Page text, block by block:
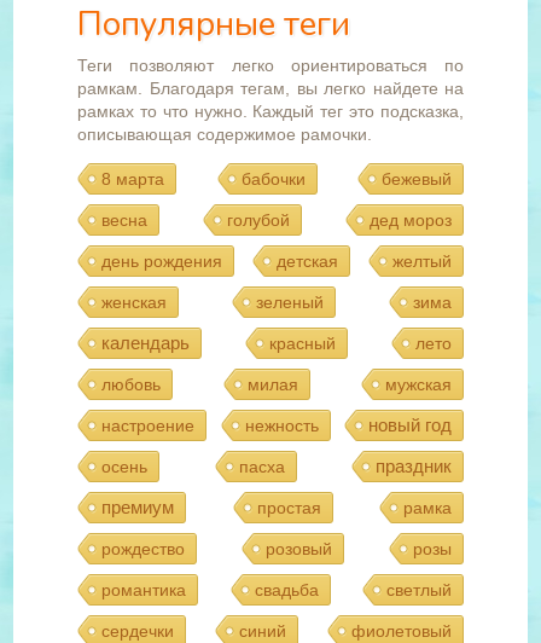
Популярные теги
Теги позволяют легко ориентироваться по
рамкам. Благодаря тегам, вы легко найдете на
рамках то что нужно. Каждый тег это подсказка,
описывающая содержимое рамочки.
8 марта бабочки бежевый
весна голубой дед мороз
день рождения детская желтый
женская зеленый зима
календарь красный лето
любовь милая мужская
настроение нежность новый год
осень пасха
праздник
премиум
простая рамка
рождество розовый розы
романтика свадьба светлый
сердечки синий фиолетовый